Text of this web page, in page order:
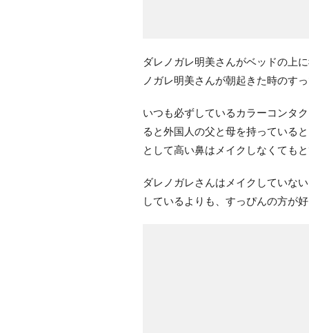
ダレノガレ明美さんがベッドの上
ノガレ明美さんが朝起きた時のす
いつも必ずしているカラーコンタ
ると外国人の父と母を持っている
として高い鼻はメイクしなくても
ダレノガレさんはメイクしていな
しているよりも、すっぴんの方が